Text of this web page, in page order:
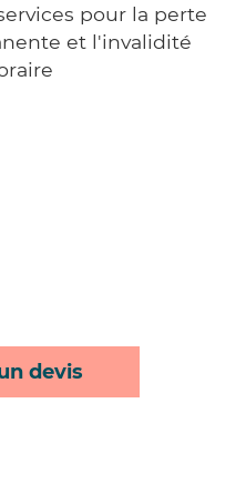
pour la perte
et l'invalidité
devis